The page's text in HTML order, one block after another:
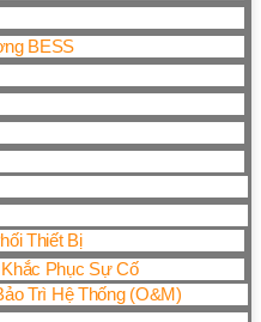
BESS
Thiết Bị
Phục Sự Cố
Trì Hệ Thống (O&M)